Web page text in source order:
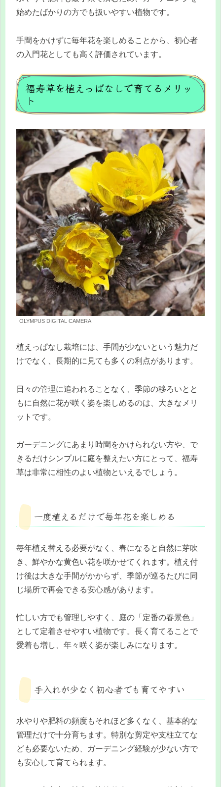
始めたばかりの方でも扱いやすい植物です。
手間をかけずに毎年花を楽しめることから、初心者
の入門花としても高く評価されています。
福寿草を植えっぱなしで育てるメリッ
ト
OLYMPUS DIGITAL CAMERA
植えっぱなし栽培には、手間が少ないという魅力だ
けでなく、長期的に見ても多くの利点があります。
日々の管理に追われることなく、季節の移ろいとと
もに自然に花が咲く姿を楽しめるのは、大きなメリ
ットです。
ガーデニングにあまり時間をかけられない方や、で
きるだけシンプルに庭を整えたい方にとって、福寿
草は非常に相性のよい植物といえるでしょう。
一度植えるだけで毎年花を楽しめる
毎年植え替える必要がなく、春になると自然に芽吹
き、鮮やかな黄色い花を咲かせてくれます。植え付
け後は大きな手間がかからず、季節が巡るたびに同
じ場所で再会できる安心感があります。
忙しい方でも管理しやすく、庭の「定番の春景色」
として定着させやすい植物です。長く育てることで
愛着も増し、年々咲く姿が楽しみになります。
手入れが少なく初心者でも育てやすい
水やりや肥料の頻度もそれほど多くなく、基本的な
管理だけで十分育ちます。特別な剪定や支柱立てな
ども必要ないため、ガーデニング経験が少ない方で
も安心して育てられます。